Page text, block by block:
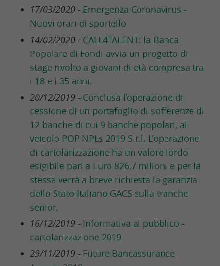
17/03/2020 - Emergenza Coronavirus -
Nuovi orari di sportello
14/02/2020 - CALL4TALENT: la Banca
Popolare di Fondi avvia un progetto di
stage rivolto a giovani di età compresa tra
i 18 e i 35 anni.
20/12/2019 - Conclusa l’operazione di
cessione di un portafoglio di sofferenze di
12 banche di cui 9 banche popolari, al
veicolo POP NPLs 2019 S.r.l. L’operazione
di cartolarizzazione ha un valore lordo
esigibile pari a Euro 826,7 milioni e per la
stessa verrà a breve richiesta la garanzia
dello Stato Italiano GACS sulla tranche
senior.
16/12/2019 - Informativa al pubblico -
cartolarizzazione 2019
29/11/2019 - Future Bancassurance